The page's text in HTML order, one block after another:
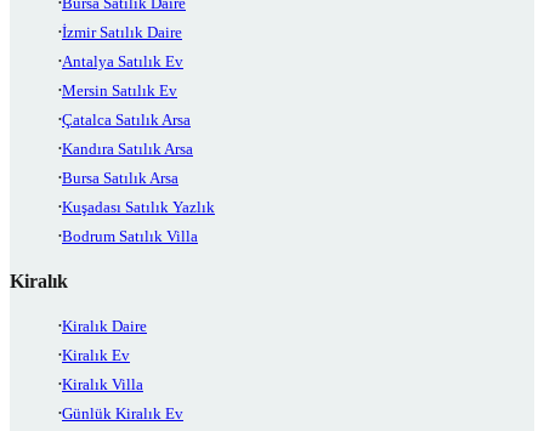
İzmir Satılık Daire
Antalya Satılık Ev
Mersin Satılık Ev
Çatalca Satılık Arsa
Kandıra Satılık Arsa
Bursa Satılık Arsa
Kuşadası Satılık Yazlık
Bodrum Satılık Villa
Kiralık
Kiralık Daire
Kiralık Ev
Kiralık Villa
Günlük Kiralık Ev